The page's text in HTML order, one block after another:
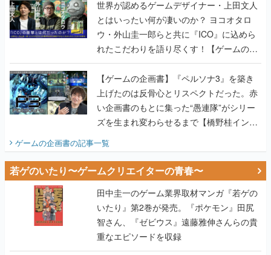
世界が認めるゲームデザイナー・上田文人
とはいったい何が凄いのか？ ヨコオタロ
ウ・外山圭一郎らと共に『ICO』に込めら
れたこだわりを語り尽くす！【ゲームの企
画書】
【ゲームの企画書】『ペルソナ3』を築き
上げたのは反骨心とリスペクトだった。赤
い企画書のもとに集った“愚連隊”がシリー
ズを生まれ変わらせるまで【橋野桂インタ
ゲームの企画書の記事一覧
若ゲのいたり〜ゲームクリエイターの青春〜
田中圭一のゲーム業界取材マンガ『若ゲの
いたり』第2巻が発売。『ポケモン』田尻
智さん、『ゼビウス』遠藤雅伸さんらの貴
重なエピソードを収録